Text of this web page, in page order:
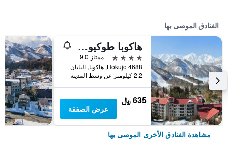
الفنادق الموصى بها
هاكوبا طوكيو هوتل
4 نجوم
ممتاز 9.0
4688 Hokujo, هاكوبا, اليابان
2.2 كيلومتر عن وسط المدينة
635 ﷼
عرض الصفقة
مشاهدة الفنادق الأخرى الموصى بها